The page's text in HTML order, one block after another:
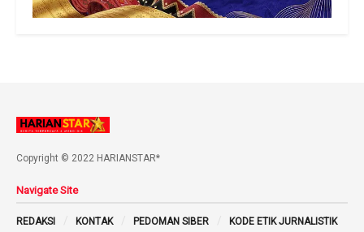
Copyright © 2022 HARIANSTAR*
Navigate Site
REDAKSI KONTAK PEDOMAN SIBER
KODE ETIK JURNALISTIK